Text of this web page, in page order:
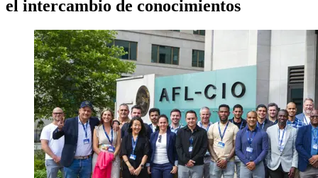
el intercambio de conocimientos